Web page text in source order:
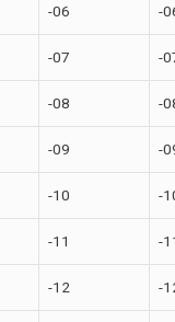
-06 -
-07 -
-08 -
-09 -
-10 -
-11 -
-12 -